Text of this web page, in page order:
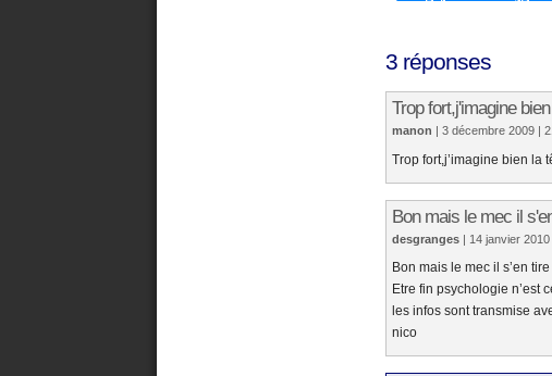
3 réponses
Trop fort,j'imagine
manon | 3 décembre 2009 |
Trop fort,j’imagine bien la
Bon mais le mec il
desgranges | 14 janvier 2010
Bon mais le mec il s’en
Etre fin psychologie n’est
les infos sont transmise
nico